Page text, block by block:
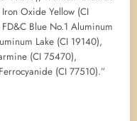
Oxide Yellow (CI
Blue No.1 Aluminum
Lake (CI 19140),
(CI 75470),
(CI 77510).”